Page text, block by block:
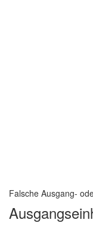
Falsche Ausgang-